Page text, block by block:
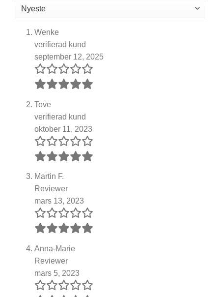
Wenke
verifierad kund
september 12, 2025
Tove
verifierad kund
oktober 11, 2023
Martin F.
Reviewer
mars 13, 2023
Anna-Marie
Reviewer
mars 5, 2023